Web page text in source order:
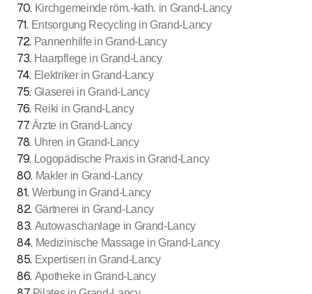
70. Kirchgemeinde röm.-kath. in Grand-Lancy
71. Entsorgung Recycling in Grand-Lancy
72. Pannenhilfe in Grand-Lancy
73. Haarpflege in Grand-Lancy
74. Elektriker in Grand-Lancy
75. Glaserei in Grand-Lancy
76. Reiki in Grand-Lancy
77. Ärzte in Grand-Lancy
78. Uhren in Grand-Lancy
79. Logopädische Praxis in Grand-Lancy
80. Makler in Grand-Lancy
81. Werbung in Grand-Lancy
82. Gärtnerei in Grand-Lancy
83. Autowaschanlage in Grand-Lancy
84. Medizinische Massage in Grand-Lancy
85. Expertisen in Grand-Lancy
86. Apotheke in Grand-Lancy